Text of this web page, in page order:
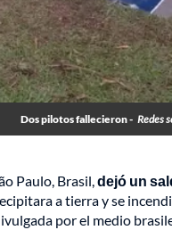
Dos pilotos fallecieron - Redes
Paulo, Brasil,dejó un
a tierra y se
por el medio